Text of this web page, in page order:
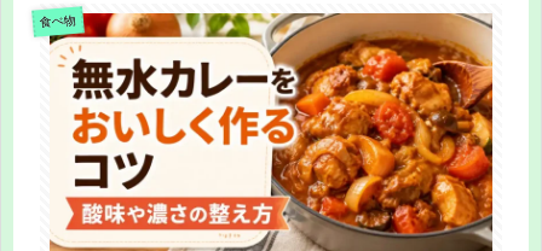
食べ物